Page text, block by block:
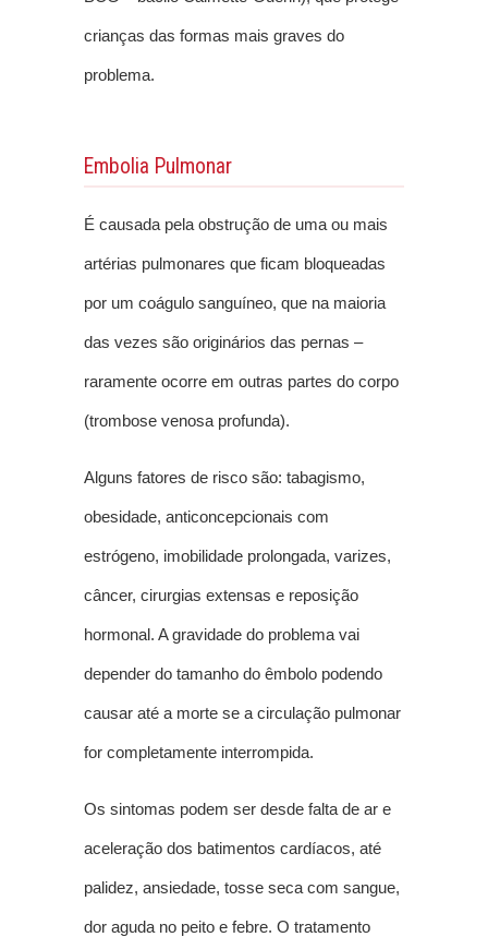
crianças das formas mais graves do
problema.
Embolia Pulmonar
É causada pela obstrução de uma ou mais
artérias pulmonares que ficam bloqueadas
por um coágulo sanguíneo, que na maioria
das vezes são originários das pernas –
raramente ocorre em outras partes do corpo
(trombose venosa profunda).
Alguns fatores de risco são: tabagismo,
obesidade, anticoncepcionais com
estrógeno, imobilidade prolongada, varizes,
câncer, cirurgias extensas e reposição
hormonal. A gravidade do problema vai
depender do tamanho do êmbolo podendo
causar até a morte se a circulação pulmonar
for completamente interrompida.
Os sintomas podem ser desde falta de ar e
aceleração dos batimentos cardíacos, até
palidez, ansiedade, tosse seca com sangue,
dor aguda no peito e febre. O tratamento